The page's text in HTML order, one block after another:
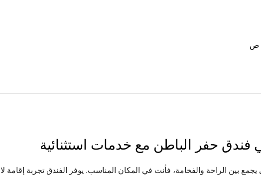
فندق حفر الباطن مع خدمات استثنائية
يجمع بين الراحة والفخامة، فأنت في المكان المناسب. يوفر الفندق تجربة إقامة لا